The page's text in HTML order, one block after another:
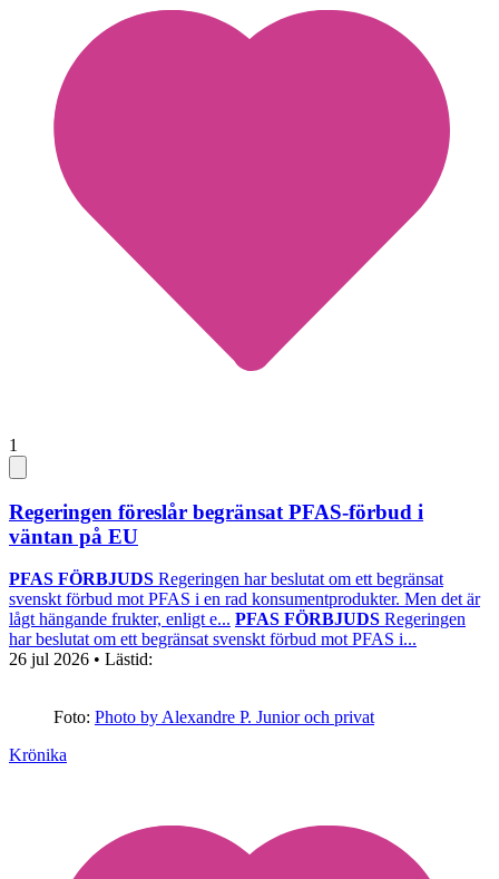
1
Regeringen föreslår begränsat PFAS-förbud i
väntan på EU
PFAS FÖRBJUDS Regeringen har beslutat om ett begränsat
svenskt förbud mot PFAS i en rad konsumentprodukter. Men det är
lågt hängande frukter, enligt e... PFAS FÖRBJUDS Regeringen
har beslutat om ett begränsat svenskt förbud mot PFAS i...
26 jul 2026 • Lästid:
Foto: Photo by Alexandre P. Junior och privat
Krönika